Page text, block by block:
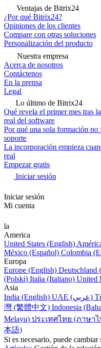
Ventajas de Bitrix24
¿Por qué Bitrix24?
Opiniones de los clientes
Compare con otras soluciones
Personalización del producto
Nuestra empresa
Acerca de nosotros
Contáctenos
En la prensa
Legal
Lo último de Bitrix24
Qué revela el primer mes tras
real del software
Por qué una sola formación
soporte
La incorporación empieza
real
Empezar gratis
Iniciar sesión
Iniciar sesión
Mi cuenta
la
America
United States (English)
México (Español) Colombia
Europa
Europe (English) Deutschland
(Polski) Italia (Italiano) United
Asia
India (English)
UAE (عربي)
灣 (繁體中文) Indonesia
Melayu) ประเทศไทย (ภาษา
本語)
Si es necesario, puede